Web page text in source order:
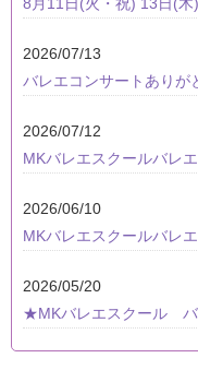
2026/07/13
バレエコンサートありが
2026/07/12
MKバレエスクールバレ
2026/06/10
MKバレエスクールバレ
2026/05/20
★MKバレエスクール